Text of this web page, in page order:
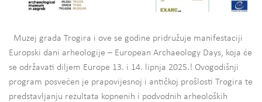
Muzej grada Trogira i ove se godine pridružuje manifestaciji
Europski dani arheologije – European Archaeology Days, koja će
se održavati diljem Europe 13. i 14. lipnja 2025.! Ovogodišnji
program posvećen je prapovijesnoj i antičkoj prošlosti Trogira te
predstavljanju rezultata kopnenih i podvodnih arheoloških